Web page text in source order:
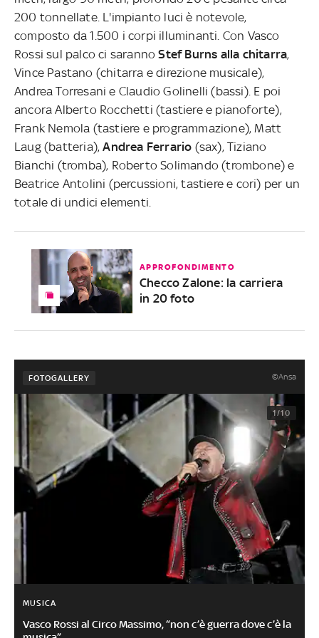
200 tonnellate. L'impianto luci è notevole,
composto da 1.500 i corpi illuminanti. Con Vasco
Rossi sul palco ci sarannoStef Burns alla chitarra,
Vince Pastano (chitarra e direzione musicale),
Andrea Torresani e Claudio Golinelli (bassi). E poi
ancora Alberto Rocchetti (tastiere e pianoforte),
Frank Nemola (tastiere e programmazione), Matt
Laug (batteria),Andrea Ferrario (sax), Tiziano
Bianchi (tromba), Roberto Solimando (trombone) e
Beatrice Antolini (percussioni, tastiere e cori) per un
totale di undici elementi.
APPROFONDIMENTO
Checco Zalone: la carriera
in 20 foto
FOTOGALLERY ©Ansa
1/10
MUSICA
Vasco Rossi al Circo Massimo, “non c’è guerra dove c’è la